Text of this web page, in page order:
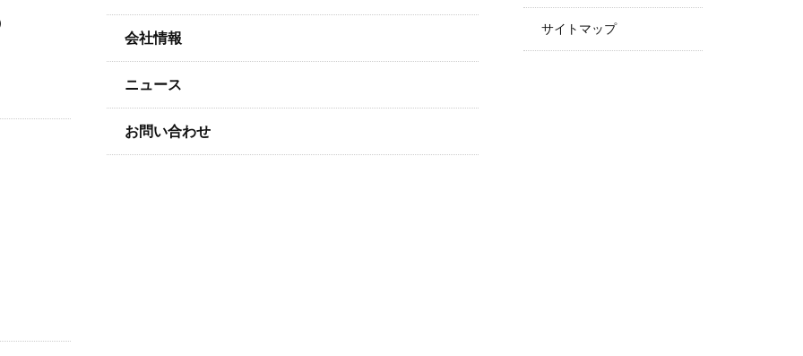
会社情報
ニュース
お問い合わせ
サイトマップ